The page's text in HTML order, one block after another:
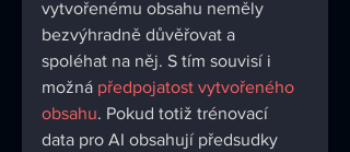
vytvořenému obsahu neměly
bezvýhradně důvěřovat a
spoléhat na něj. S tím souvisí i
možná předpojatost vytvořeného
obsahu. Pokud totiž trénovací
data pro AI obsahují předsudky